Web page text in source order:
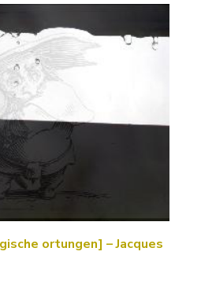
ortungen] – Jacques